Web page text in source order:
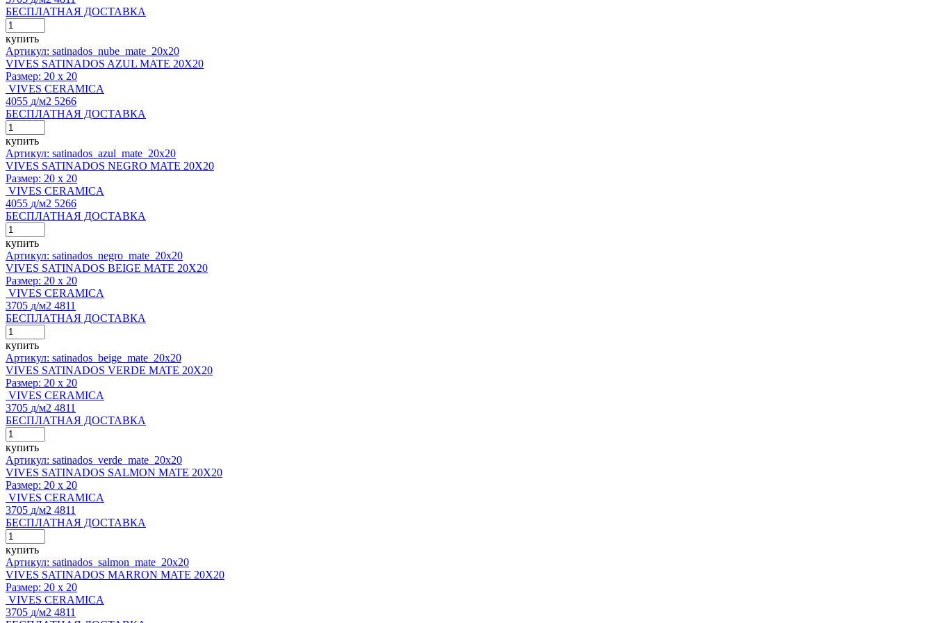
БЕСПЛАТНАЯ ДОСТАВКА
купить
Артикул: satinados_nube_mate_20x20
VIVES SATINADOS AZUL MATE 20X20
Размер: 20 x 20
VIVES CERAMICA
4055 д/м2 5266
БЕСПЛАТНАЯ ДОСТАВКА
купить
Артикул: satinados_azul_mate_20x20
VIVES SATINADOS NEGRO MATE 20X20
Размер: 20 x 20
VIVES CERAMICA
4055 д/м2 5266
БЕСПЛАТНАЯ ДОСТАВКА
купить
Артикул: satinados_negro_mate_20x20
VIVES SATINADOS BEIGE MATE 20X20
Размер: 20 x 20
VIVES CERAMICA
3705 д/м2 4811
БЕСПЛАТНАЯ ДОСТАВКА
купить
Артикул: satinados_beige_mate_20x20
VIVES SATINADOS VERDE MATE 20X20
Размер: 20 x 20
VIVES CERAMICA
3705 д/м2 4811
БЕСПЛАТНАЯ ДОСТАВКА
купить
Артикул: satinados_verde_mate_20x20
VIVES SATINADOS SALMON MATE 20X20
Размер: 20 x 20
VIVES CERAMICA
3705 д/м2 4811
БЕСПЛАТНАЯ ДОСТАВКА
купить
Артикул: satinados_salmon_mate_20x20
VIVES SATINADOS MARRON MATE 20X20
Размер: 20 x 20
VIVES CERAMICA
3705 д/м2 4811